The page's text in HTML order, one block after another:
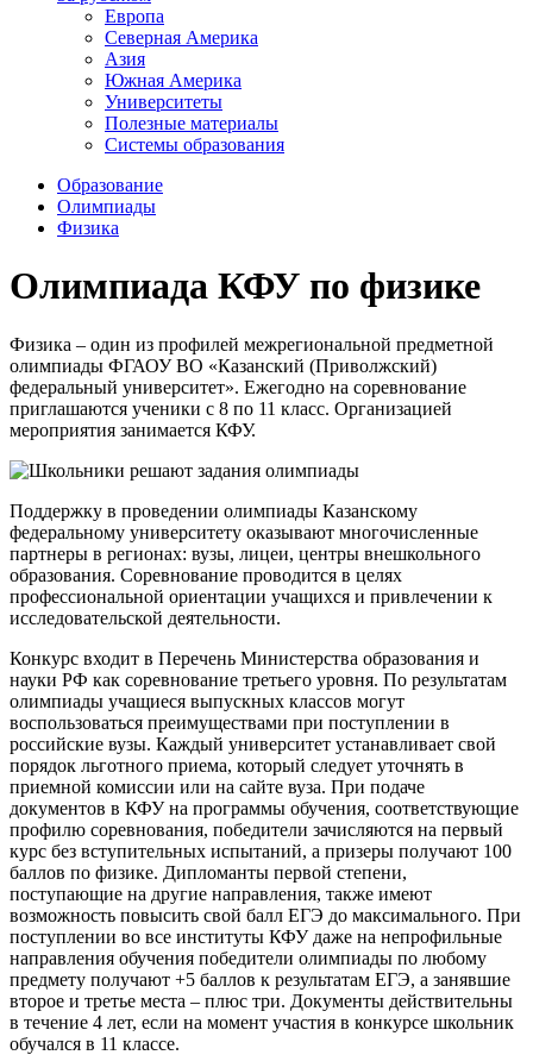
Европа
Северная Америка
Азия
Южная Америка
Университеты
Полезные материалы
Системы образования
Образование
Олимпиады
Физика
Олимпиада КФУ по физике
Физика – один из профилей межрегиональной предметной
олимпиады ФГАОУ ВО «Казанский (Приволжский)
федеральный университет». Ежегодно на соревнование
приглашаются ученики с 8 по 11 класс. Организацией
мероприятия занимается КФУ.
Поддержку в проведении олимпиады Казанскому
федеральному университету оказывают многочисленные
партнеры в регионах: вузы, лицеи, центры внешкольного
образования. Соревнование проводится в целях
профессиональной ориентации учащихся и привлечении к
исследовательской деятельности.
Конкурс входит в Перечень Министерства образования и
науки РФ как соревнование третьего уровня. По результатам
олимпиады учащиеся выпускных классов могут
воспользоваться преимуществами при поступлении в
российские вузы. Каждый университет устанавливает свой
порядок льготного приема, который следует уточнять в
приемной комиссии или на сайте вуза. При подаче
документов в КФУ на программы обучения, соответствующие
профилю соревнования, победители зачисляются на первый
курс без вступительных испытаний, а призеры получают 100
баллов по физике. Дипломанты первой степени,
поступающие на другие направления, также имеют
возможность повысить свой балл ЕГЭ до максимального. При
поступлении во все институты КФУ даже на непрофильные
направления обучения победители олимпиады по любому
предмету получают +5 баллов к результатам ЕГЭ, а занявшие
второе и третье места – плюс три. Документы действительны
в течение 4 лет, если на момент участия в конкурсе школьник
обучался в 11 классе.